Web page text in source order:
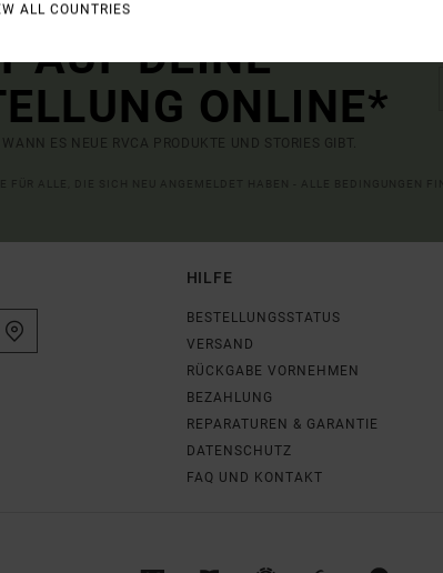
AUF DEINE
ONLINE*
ES NEUE RVCA PRODUKTE UND STORIES GIBT.
HILFE
BESTELLUNGSSTATUS
VERSAND
RÜCKGABE VORNEHMEN
BEZAHLUNG
REPARATUREN & GARANTIE
DATENSCHUTZ
FAQ UND KONTAKT
ALL COUNTRIES